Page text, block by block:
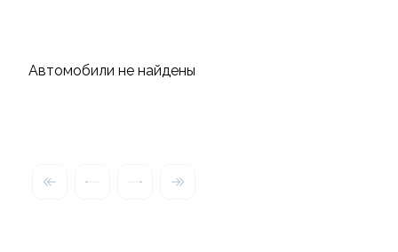
Автомобили не найдены